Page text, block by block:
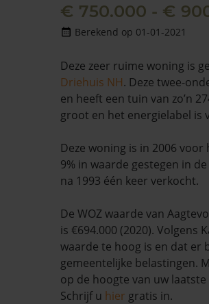
€ 750.000 - €
Berekend op 01-01-2021
Deze zeer ruime woning is
Driehuis NH. Deze twee-
en heeft een tuin van zo’n
groot en het energielabel is
Deze woning is in 2006
9% in waarde gestegen in
na 1993 één keer verkocht.
De WOZ waarde van
is €694.000 (2020). Volgens
waarde te hoog is en dat er
gemeentelijke belastingen.
op de hoogte van uw
Schrijf u hier gratis in.